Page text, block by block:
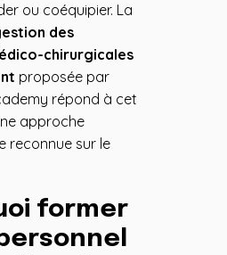
ou coéquipier. La
des
chirurgicales
proposée par
répond à cet
approche
reconnue sur le
former